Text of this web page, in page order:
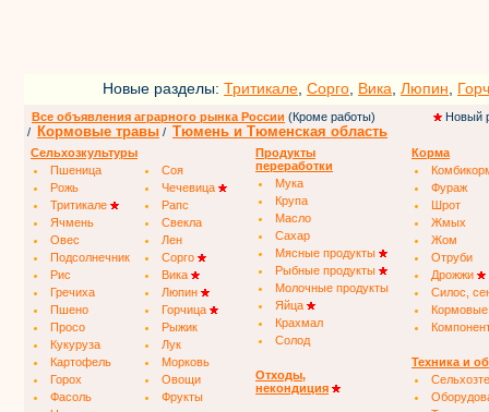
Новые разделы: Тритикале Сорго Вика Люпин
Все объявления аграрного рынка России (Кроме работы)
Новый
/
Кормовые травы / Тюмень и Тюменская область
Сельхозкультуры
Пшеница
Соя
Рожь
Чечевица
Тритикале
Рапс
Ячмень
Свекла
Овес
Лен
Подсолнечник
Сорго
Рис
Вика
Гречиха
Люпин
Пшено
Горчица
Просо
Рыжик
Кукуруза
Лук
Картофель
Морковь
Горох
Овощи
Фасоль
Фрукты
Продукты
переработки
Мука
Крупа
Масло
Сахар
Мясные продукты
Рыбные продукты
Молочные продукты
Яйца
Крахмал
Солод
Отходы,
некондиция
Корма
Фураж
Шрот
Жмых
Жом
Отруби
Дрожжи
Силос,
Техника и